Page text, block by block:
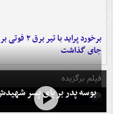
برخورد پراید با تیر برق ۲ فوتی بر
جای گذاشت
فیلم برگزیده
بوسه‌ پدر بر پای پسر